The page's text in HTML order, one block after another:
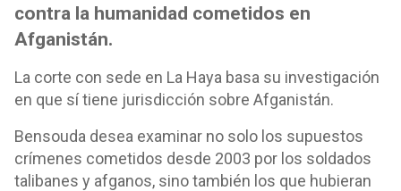
contra la humanidad cometidos en
Afganistán.
La corte con sede en La Haya basa su investigación
en que sí tiene jurisdicción sobre Afganistán.
Bensouda desea examinar no solo los supuestos
crímenes cometidos desde 2003 por los soldados
talibanes y afganos, sino también los que hubieran